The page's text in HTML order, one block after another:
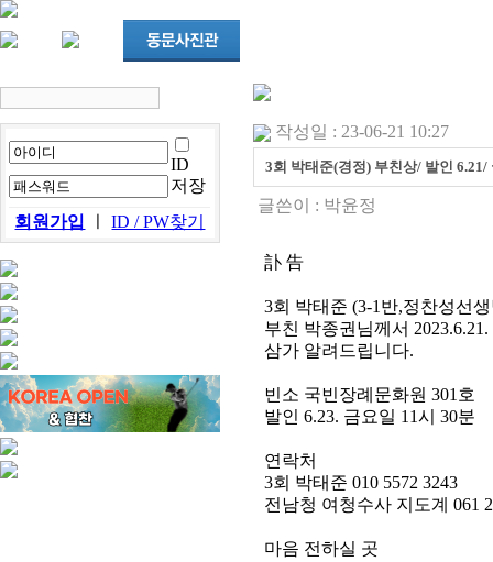
ID
저장
회원가입
ㅣID / PW찾기
작성일 : 23-06-21 10:27
3회 박태준(경정) 부친상/ 발인 6.21/
글쓴이 : 박윤정
訃 告
3회 박태준 (3-1반,정찬성선
부친 박종권님께서
삼가 알려드립니다.
빈소 국빈장례문화원 301호
발인 6.23. 금요일 11시 30분
연락처
3회 박태준 010 5572 3243
전남청 여청수사 지도계 061
마음 전하실 곳